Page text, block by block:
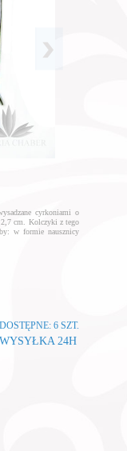
cyrkoniami o
2,7 cm. Kolczyki z tego
w formie nausznicy
DOSTĘPNE: 6 SZT.
WYSYŁKA 24H